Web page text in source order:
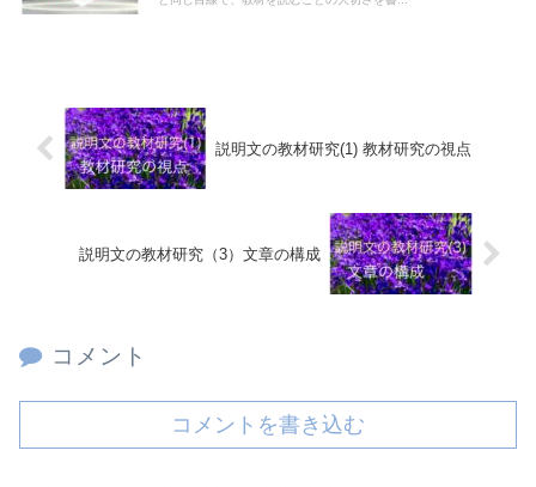
説明文の教材研究(1) 教材研究の視点
説明文の教材研究（3）文章の構成
コメント
コメントを書き込む